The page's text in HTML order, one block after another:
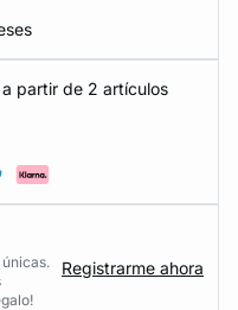
partir de 2 artículos
Registrarme ahora